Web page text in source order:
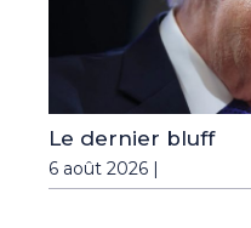
Le dernier bluff
6 août 2026 |